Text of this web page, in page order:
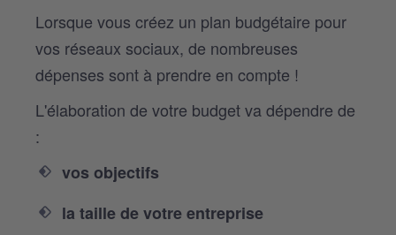
Lorsque vous créez un plan budgétaire pour
vos réseaux sociaux, de nombreuses
dépenses sont à prendre en compte !
L'élaboration de votre budget va dépendre de
:
vos objectifs
la taille de votre entreprise